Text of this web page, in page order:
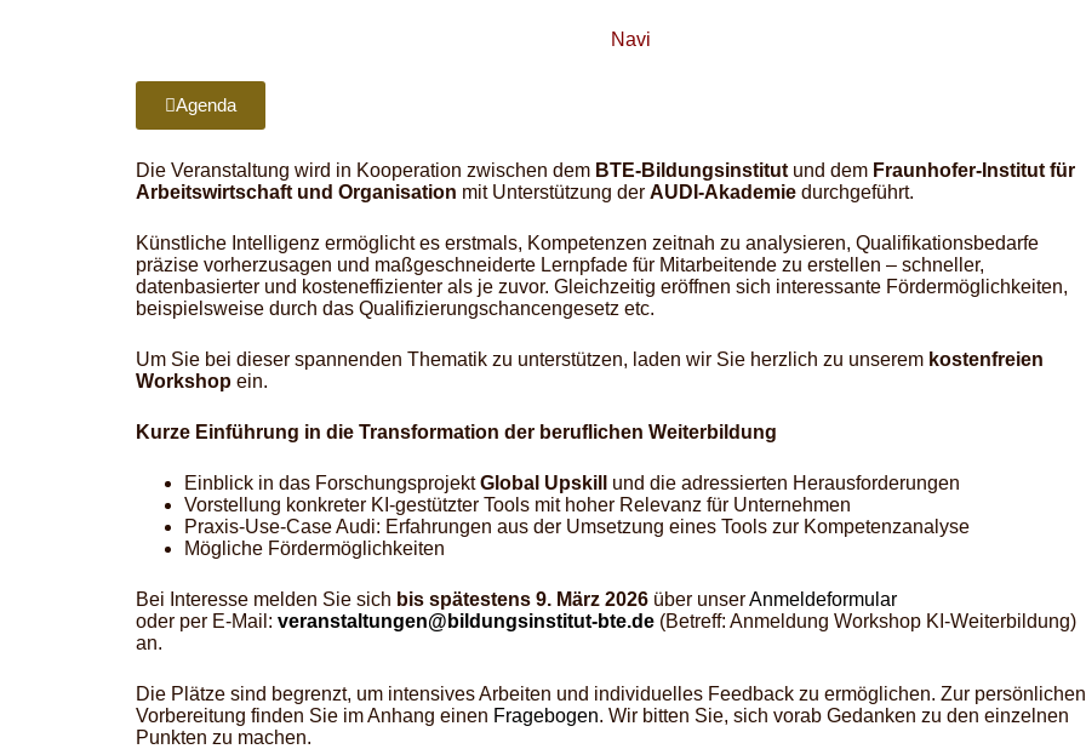
Navi
Agenda
Die Veranstaltung wird in Kooperation zwischen dem BTE-Bildungsinstitut und dem Fraunhofer-Institut für
Arbeitswirtschaft und Organisation mit Unterstützung der AUDI-Akademie durchgeführt.
Künstliche Intelligenz ermöglicht es erstmals, Kompetenzen zeitnah zu analysieren, Qualifikationsbedarfe
präzise vorherzusagen und maßgeschneiderte Lernpfade für Mitarbeitende zu erstellen – schneller,
datenbasierter und kosteneffizienter als je zuvor. Gleichzeitig eröffnen sich interessante Fördermöglichkeiten,
beispielsweise durch das Qualifizierungschancengesetz etc.
Um Sie bei dieser spannenden Thematik zu unterstützen, laden wir Sie herzlich zu unserem kostenfreien
Workshop ein.
Kurze Einführung in die Transformation der beruflichen Weiterbildung
Einblick in das ForschungsprojektGlobal Upskill
und die adressierten Herausforderungen
Vorstellung konkreter KI-gestützter Tools mit hoher Relevanz für Unternehmen
Praxis-Use-Case Audi: Erfahrungen aus der Umsetzung eines Tools zur Kompetenzanalyse
Mögliche Fördermöglichkeiten
Bei Interesse melden Sie sich bis spätestens 9. März 2026 über unserAnmeldeformular
oder per E-Mail: veranstaltungen@bildungsinstitut-bte.de (Betreff: Anmeldung Workshop KI-Weiterbildung)
an.
Die Plätze sind begrenzt, um intensives Arbeiten und individuelles Feedback zu ermöglichen. Zur persönlichen
Vorbereitung finden Sie im Anhang einen Fragebogen. Wir bitten Sie, sich vorab Gedanken zu den einzelnen
Punkten zu machen.